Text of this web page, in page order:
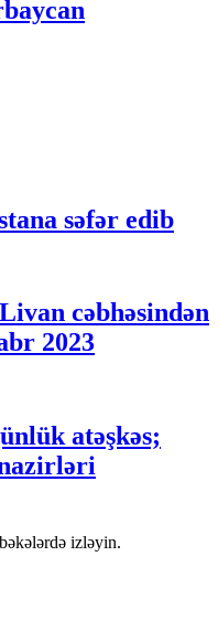
səfər edib
cəbhəsindən
2023
atəşkəs;
izləyin.